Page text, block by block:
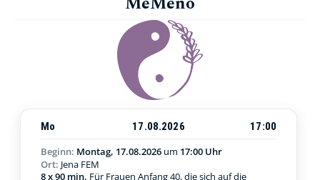
Mo 17.08.2026
17:00
Beginn: Montag, 17.08.2026 um 17:00 Uhr
Ort: Jena FEM
8 x 90 min. Für Frauen Anfang 40, die sich auf die